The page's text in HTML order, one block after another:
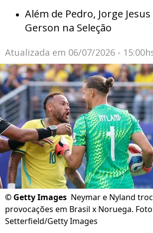
Além de Pedro, Jorge
Gerson na Seleção
Atualizada em 06/07/2026 -
© Getty Images Neymar e Nyland
provocações em Brasil x Noruega.
Setterfield/Getty Images